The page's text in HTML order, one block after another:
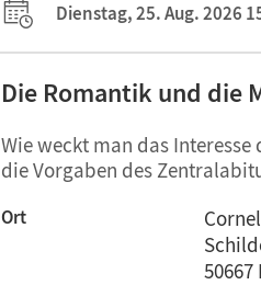
Dienstag, 25. Aug. 2026
Die Romantik und die
Wie weckt man das
die Vorgaben des
Ort
50667